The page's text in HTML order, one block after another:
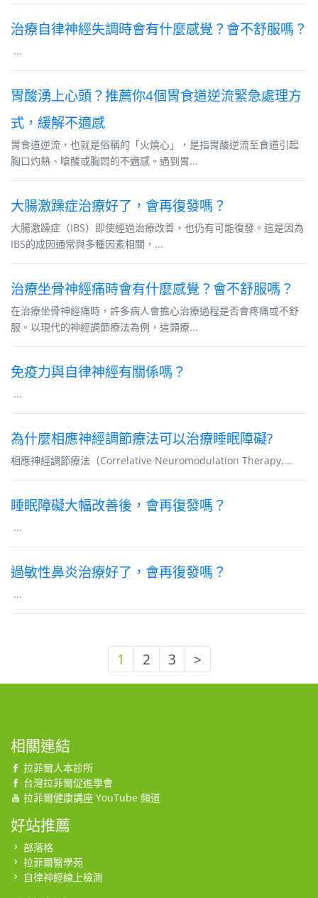
治療自律神經失調時會有什麼感覺？會不舒服嗎？
...
胃酸湧上心頭？推薦你4個胃食道逆流緊急處理方
式，緩解不適感
胃食道逆流，也就是俗稱的「火燒心」，是指胃酸逆流至食道引起
胸口灼熱、嗆酸或胸悶的不適感。遇到胃...
大腸激躁症治療好了，會再復發嗎？
大腸激躁症（IBS）即使經過治療改善，也仍有可能復發。這是因為
IBS的成因通常與多種因素相關，...
治療坐骨神經痛時會有什麼感覺？會不舒服嗎？
在治療坐骨神經痛時，許多病人會擔心治療過程是否會疼痛或不舒
服。以現代的神經調節療法為例，這類療...
免疫力與自律神經有關係嗎？
...
為什麼相應神經調節療法可以治療睡眠障礙?
相應神經調節療法（Correlative Neuromodulation Therapy,...
睡眠障礙大幅改善後，會再復發嗎？
...
過敏性鼻炎治療好了，會再復發嗎？
...
1 2 3 >
相關連結
拉菲爾人本診所
台灣拉菲爾促進學會
拉菲爾健康講座 YouTube 頻道
好站推薦
部落格
拉菲爾醫學苑
自律神經線上檢測